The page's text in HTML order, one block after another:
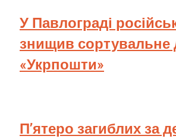
У Павлограді
знищив сортувальне
«Укрпошти»
П’ятеро загиблих за